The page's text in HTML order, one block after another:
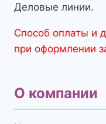
Деловые линии.
Способ оплаты и
при оформлении
О компании